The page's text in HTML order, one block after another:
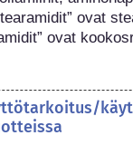
ovat
ovat